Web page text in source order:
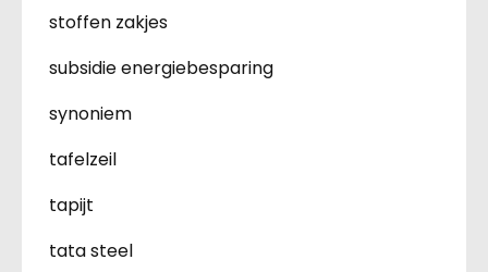
stoffen zakjes
subsidie energiebesparing
synoniem
tafelzeil
tapijt
tata steel